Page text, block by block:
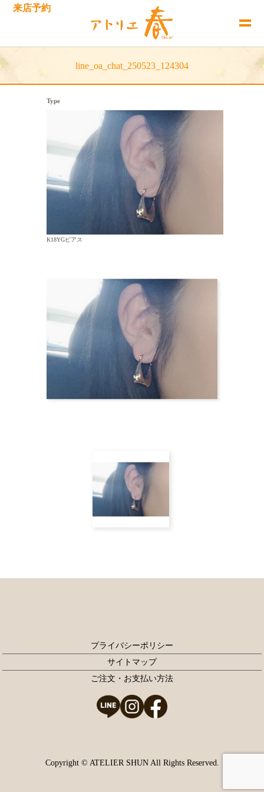
来店予約
line_oa_chat_250523_124304
Type
K18YGピアス
プライバシーポリシー
サイトマップ
ご注文・お支払い方法
Copyright © ATELIER SHUN All Rights Reserved.